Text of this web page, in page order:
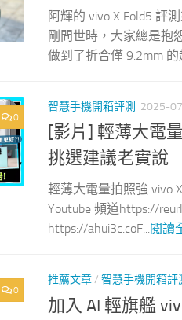
阿輝的 vivo X Fold5 評
剛問世時，大家總是抱
做到了折合僅 9.2mm
0
智慧手機開箱評測 2025-
[影片] 輕薄大電
挑選建議老實說
輕薄大電量拍照強 vivo
Youtube 頻道https://
https://ahui3c.coF...閱讀
0
推薦文章/ 智慧手機開箱評
加入 AI 輕旗艦